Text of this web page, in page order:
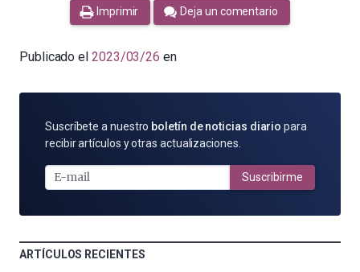
Imprimir Deja un comentario
Publicado el 2023/03/26 en
SUSCRÍBETE
POR
MAIL
Suscríbete a nuestro boletín de noticias diario para
recibir artículos y otras actualizaciones.
Suscribirme
ARTÍCULOS RECIENTES